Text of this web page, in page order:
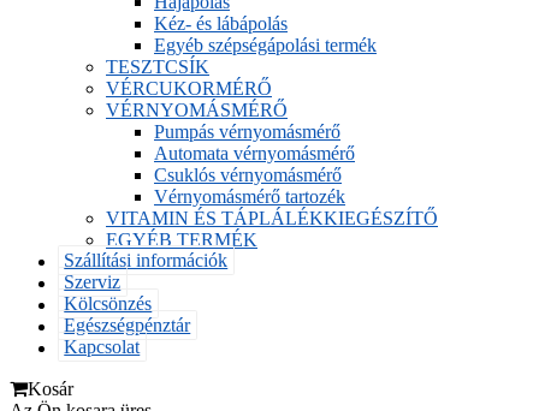
Kéz- és lábápolás
Egyéb szépségápolási termék
TESZTCSÍK
VÉRCUKORMÉRŐ
VÉRNYOMÁSMÉRŐ
Pumpás vérnyomásmérő
Automata vérnyomásmérő
Csuklós vérnyomásmérő
Vérnyomásmérő tartozék
VITAMIN ÉS TÁPLÁLÉKKIEGÉSZÍTŐ
EGYÉB TERMÉK
Szállítási információk
Szerviz
Kölcsönzés
Egészségpénztár
Kapcsolat
Kosár